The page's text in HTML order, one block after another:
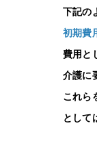
下記の
初期費
費用と
介護に
これら
として